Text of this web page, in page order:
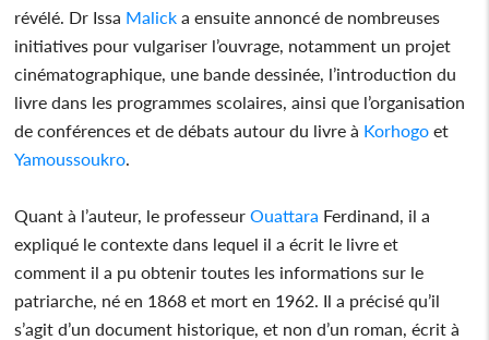
révélé. Dr Issa Malick a ensuite annoncé de nombreuses
initiatives pour vulgariser l’ouvrage, notamment un projet
cinématographique, une bande dessinée, l’introduction du
livre dans les programmes scolaires, ainsi que l’organisation
de conférences et de débats autour du livre à Korhogo et
Yamoussoukro.
Quant à l’auteur, le professeurOuattara Ferdinand, il a
expliqué le contexte dans lequel il a écrit le livre et
comment il a pu obtenir toutes les informations sur le
patriarche, né en 1868 et mort en 1962. Il a précisé qu’il
s’agit d’un document historique, et non d’un roman, écrit à